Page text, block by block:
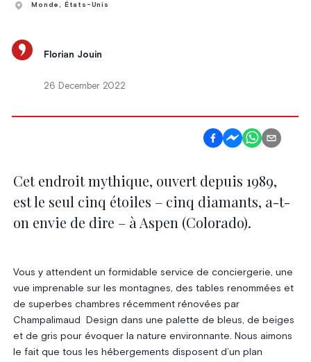
Monde, États-Unis
Florian Jouin
26 December 2022
Cet endroit mythique, ouvert depuis 1989,
est le seul cinq étoiles – cinq diamants, a-t-
on envie de dire – à Aspen (Colorado).
Vous y attendent un formidable service de conciergerie, une
vue imprenable sur les montagnes, des tables renommées et
de superbes chambres récemment rénovées par
Champalimaud Design dans une palette de bleus, de beiges
et de gris pour évoquer la nature environnante. Nous aimons
le fait que tous les hébergements disposent d’un plan